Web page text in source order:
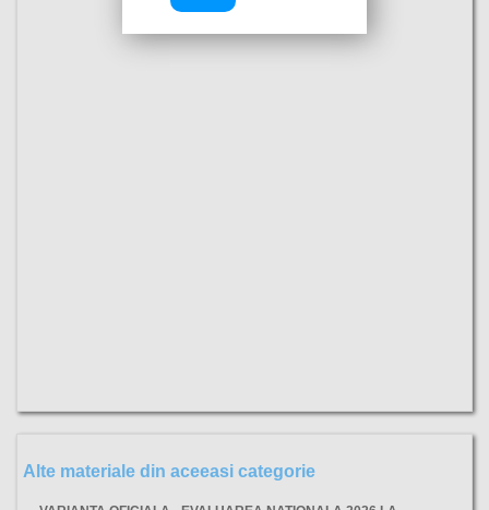
Alte materiale din aceeasi categorie